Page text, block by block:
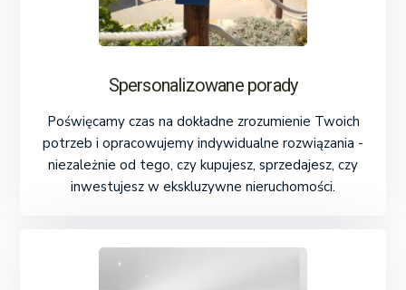
Spersonalizowane porady
Poświęcamy czas na dokładne zrozumienie Twoich
potrzeb i opracowujemy indywidualne rozwiązania -
niezależnie od tego, czy kupujesz, sprzedajesz, czy
inwestujesz w ekskluzywne nieruchomości.